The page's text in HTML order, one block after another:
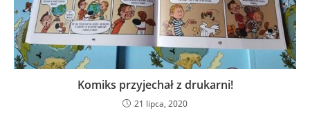
Komiks przyjechał z drukarni!
21 lipca, 2020